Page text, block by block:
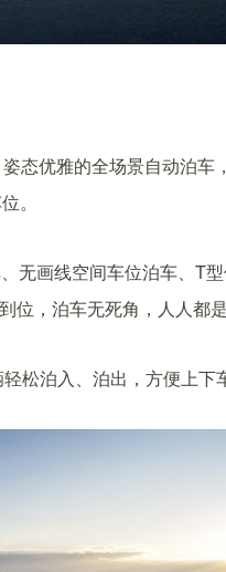
态优雅的全场景自动泊车
。
无画线空间车位泊车、T
，泊车无死角，人人都是
松泊入、泊出，方便上下